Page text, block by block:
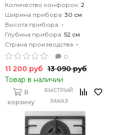
Количество конфорок: 2
Ширина прибора: 30 см
Высота прибора: -
Глубина прибора: 52 см
Страна производства: -
0
11 200 руб 13 090 руб
Товар в наличии
В
корзину
БЫСТРЫЙ
ЗАКАЗ